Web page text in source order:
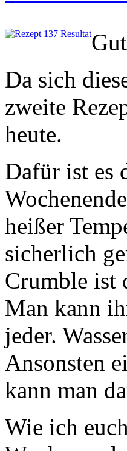
Da sich
zweite
heute.
Dafür ist es
heißer
sicherlich
Crumble ist
Man kann
jeder.
Ansonsten
kann man
Wie ich